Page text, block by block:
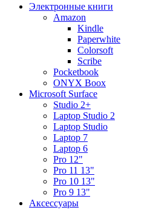
Электронные книги
Amazon
Kindle
Paperwhite
Colorsoft
Scribe
Pocketbook
ONYX Boox
Microsoft Surface
Studio 2+
Laptop Studio 2
Laptop Studio
Laptop 7
Laptop 6
Pro 12"
Pro 11 13"
Pro 10 13"
Pro 9 13"
Аксессуары